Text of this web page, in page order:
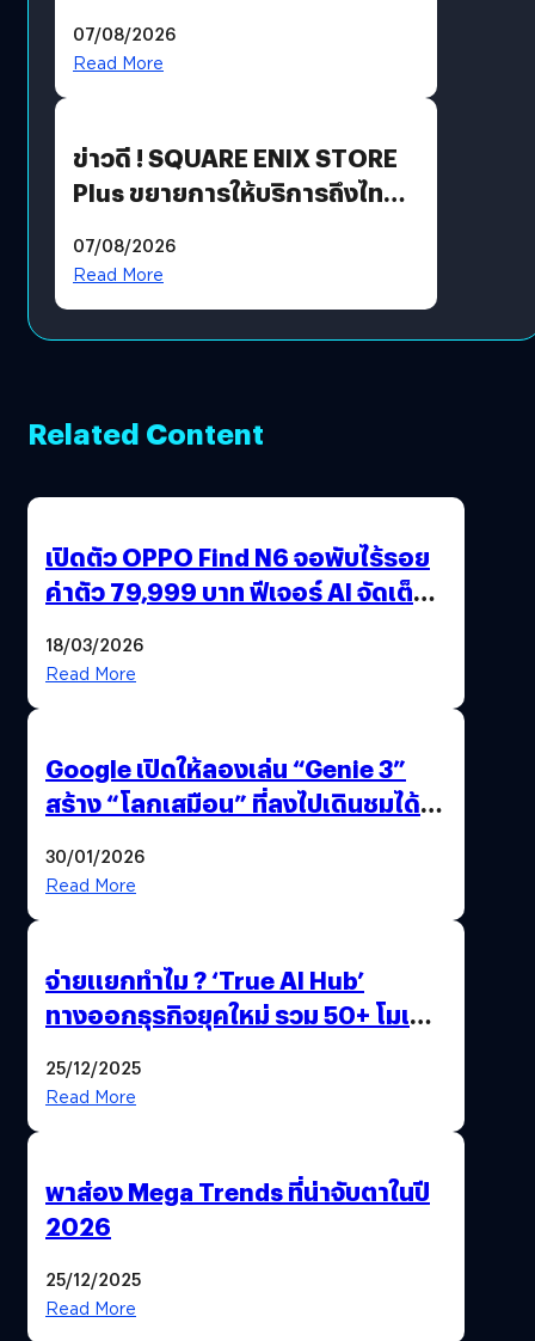
07/08/2026
Read More
ข่าวดี ! SQUARE ENIX STORE
Plus ขยายการให้บริการถึงไทย
โดยตรง
07/08/2026
Read More
Related Content
เปิดตัว OPPO Find N6 จอพับไร้รอย
ค่าตัว 79,999 บาท ฟีเจอร์ AI จัดเต็ม
18/03/2026
Read More
Google เปิดให้ลองเล่น “Genie 3”
สร้าง “โลกเสมือน” ที่ลงไปเดินชมได้
30/01/2026
Read More
จ่ายแยกทำไม ? ‘True AI Hub’
ทางออกธุรกิจยุคใหม่ รวม 50+ โมเดล
25/12/2025
Read More
พาส่อง Mega Trends ที่น่าจับตาในปี
2026
25/12/2025
Read More